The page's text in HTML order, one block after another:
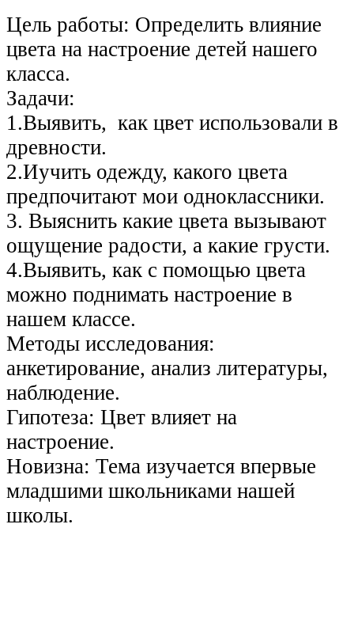
Цель работы: Определить влияние
цвета на настроение детей нашего
класса.
Задачи:
1.Выявить, как цвет использовали в
древности.
2.Иучить одежду, какого цвета
предпочитают мои одноклассники.
3. Выяснить какие цвета вызывают
ощущение радости, а какие грусти.
4.Выявить, как с помощью цвета
можно поднимать настроение в
нашем классе.
Методы исследования:
анкетирование, анализ литературы,
наблюдение.
Гипотеза: Цвет влияет на
настроение.
Новизна: Тема изучается впервые
младшими школьниками нашей
школы.